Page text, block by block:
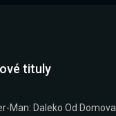
tituly
Man: Daleko Od Domova